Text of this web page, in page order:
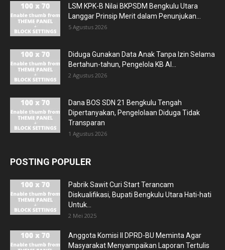
LSM KPK-B Nilai BKPSDM Bengkulu Utara
Langgar Prinsip Merit dalam Penunjukan...
5 Agustus 2026
Diduga Gunakan Data Anak Tanpa Izin Selama
Bertahun-tahun, Pengelola KB Al...
2 Agustus 2026
Dana BOS SDN 21 Bengkulu Tengah
Dipertanyakan, Pengelolaan Diduga Tidak
Transparan
1 Agustus 2026
POSTING POPULER
Pabrik Sawit Curi Start Terancam
Diskualifikasi, Bupati Bengkulu Utara Hati-hati
Untuk...
2 Mei 2025
Anggota Komisi II DPRD-BU Meminta Agar
Masyarakat Menyampaikan Laporan Tertulis